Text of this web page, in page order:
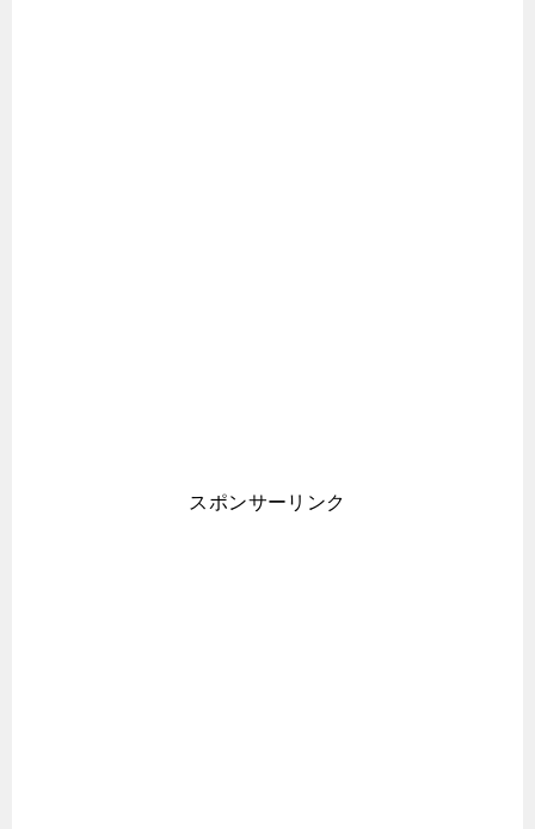
スポンサーリンク